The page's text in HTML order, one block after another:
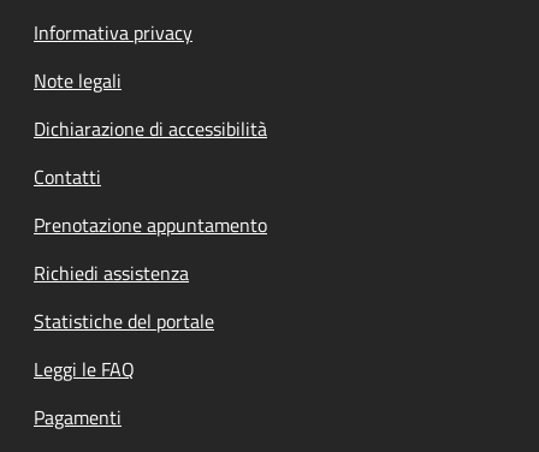
Informativa privacy
Note legali
Dichiarazione di accessibilità
Contatti
Prenotazione appuntamento
Richiedi assistenza
Statistiche del portale
Leggi le FAQ
Pagamenti